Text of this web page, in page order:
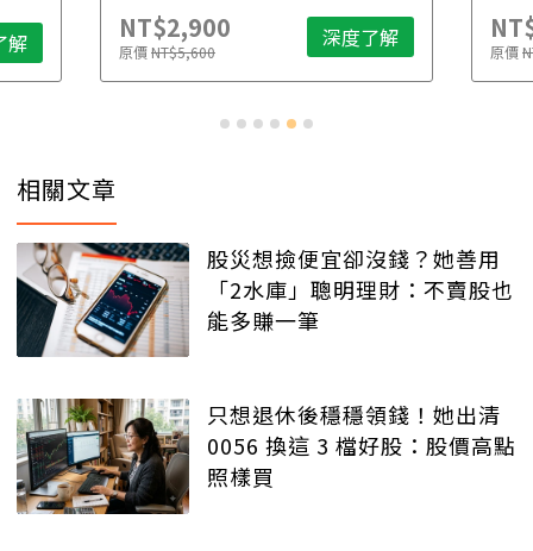
解 NT$2,900
原價NT$5,600 深度了解 原價
相關文章
股災想撿便宜卻沒錢？她善用
「2水庫」聰明理財：不賣股也
能多賺一筆
只想退休後穩穩領錢！她出清
0056 換這 3 檔好股：股價高點
照樣買